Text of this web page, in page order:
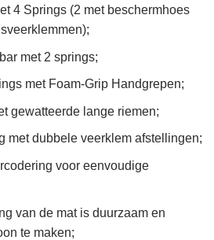
4 Springs (2 met beschermhoes
met 2 springs;
met Foam-Grip Handgrepen;
gewatteerde lange riemen;
met dubbele veerklem afstellingen;
voor eenvoudige
van de mat is duurzaam en
te maken;